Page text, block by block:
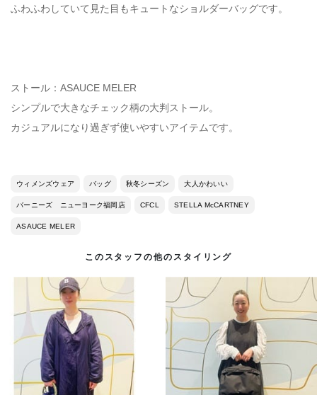
ふわふわしていて見た目もキュートなショルダーバッグです。
ストール：ASAUCE MELER
シンプルで大きなチェック柄の大判ストール。
カジュアルになり過ぎず使いやすいアイテムです。
ウィメンズウェア バッグ 秋冬シーズン 大人かわいい
バーニーズ ニューヨーク福岡店 CFCL STELLA McCARTNEY
ASAUCE MELER
このスタッフの他のスタイリング